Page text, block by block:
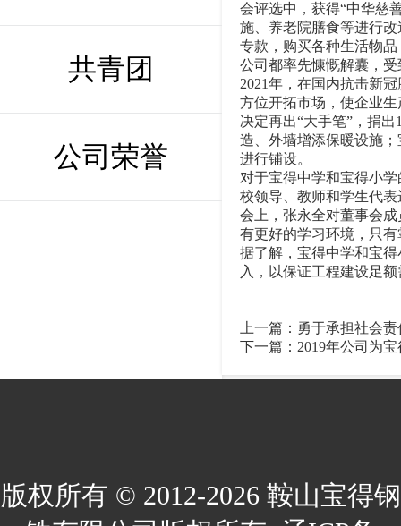
共青团
公司荣誉
会评选中，获得“中华慈
施、养老院膳食等进行
专款，购买各种生活物
公司都率先慷慨解囊，
2021年，在国内抗击新
方位开拓市场，使企业
决定再出“大手笔”，捐
造、外墙增添保暖设施
进行铺设。
对于宝得中学和宝得小
校领导、教师和学生代
会上，张永全对董事会
有更好的学习环境，只
据了解，宝得中学和宝
入，以保证工程建设足
上一篇： 勇于承担社会
下一篇： 2019年公司为
版权所有 © 2012-2026 鞍山宝得钢